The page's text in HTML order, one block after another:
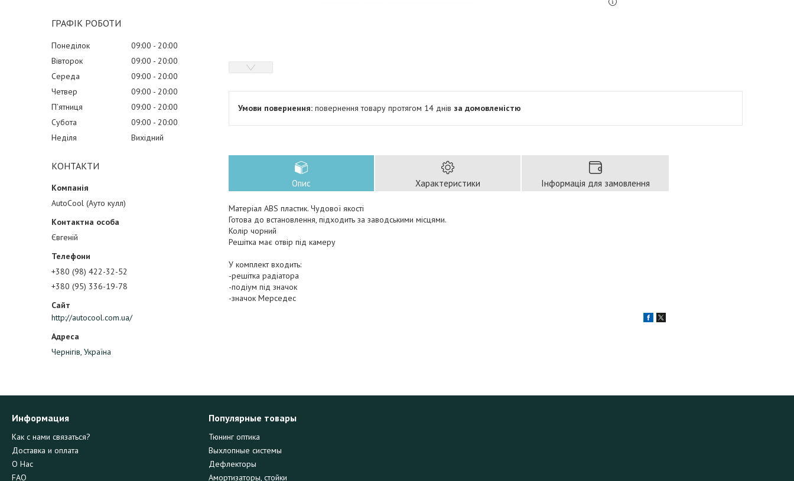
ГРАФІК РОБОТИ
Понеділок 09:00
20:00
Вівторок
09:00
20:00
Середа
09:00
20:00
Четвер
09:00
20:00
Пʼятниця
09:00
20:00
Субота
09:00
20:00
Неділя
Вихідний
КОНТАКТИ
AutoCool (Ауто кулл)
Євгеній
+380 (98) 422-32-52
+380 (95) 336-19-78
http://autocool.com.ua/
Чернігів, Україна
повернення товару протягом 14 днів за домовленістю
Опис Характеристики Інформація для замовлення
Матеріал ABS пластик. Чудової якості
Готова до встановлення, підходить за заводськими місцями.
Колір чорний
Решітка має отвір під камеру
У комплект входить:
-решітка радіатора
-подіум під значок
-значок Мерседес
Информация
Как с нами связаться?
Доставка и оплата
О Нас
FAQ
Популярные товары
Тюнинг оптика
Выхлопные системы
Дефлекторы
Амортизаторы, стойки